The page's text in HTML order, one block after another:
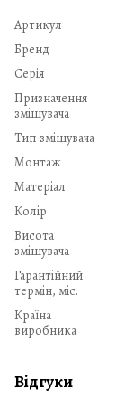
Артикул
Бренд
Серія
Призначення
змішувача
Тип змішувача
Монтаж
Матеріал
Колір
Висота
змішувача
Гарантійний
термін, міс.
Країна
виробника
Відгуки